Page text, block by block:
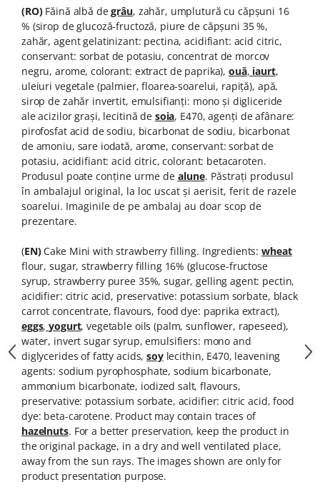
Boromele
Cornulete fragede
Pasca
Pasca Fresh
Cereale
Paine
Paine ambalata
Chifle
Colaci festivi
Snack-uri sărate
Covrigi cu ulei de masline
Covrigi de Buzau
Grisine
Crochete
Produse de gătit
Faina
Arpacas si pesmet
Malai
Produse congelate
Panificatie congelata
Patiserie congelata
Pizza congelata
Baton Cookie congelat
Cheesecake congelat
(RO) Făină albă degrâu, zahăr, umplutură cu căpșuni 16
% (sirop de glucoză-fructoză, piure de căpșuni 35 %,
zahăr, agent gelatinizant: pectina, acidifiant: acid citric,
conservant: sorbat de potasiu, concentrat de morcov
negru, arome, colorant: extract de paprika),ouă, iaurt,
uleiuri vegetale (palmier, floarea-soarelui, rapiță), apă,
sirop de zahăr invertit, emulsifianți: mono și digliceride
ale acizilor grași, lecitină de soia, E470, agenți de afânare:
pirofosfat acid de sodiu, bicarbonat de sodiu, bicarbonat
de amoniu, sare iodată, arome, conservant: sorbat de
potasiu, acidifiant: acid citric, colorant: betacaroten.
Produsul poate conține urme de alune. Păstraţi produsul
în ambalajul original, la loc uscat şi aerisit, ferit de razele
soarelui. Imaginile de pe ambalaj au doar scop de
prezentare.
(EN) Cake Mini with strawberry filling. Ingredients:wheat
flour, sugar, strawberry filling 16% (glucose-fructose
syrup, strawberry puree 35%, sugar, gelling agent: pectin,
acidifier: citric acid, preservative: potassium sorbate, black
carrot concentrate, flavours, food dye: paprika extract),
eggs,yogurt, vegetable oils (palm, sunflower, rapeseed),
water, invert sugar syrup, emulsifiers: mono and
diglycerides of fatty acids,soy lecithin, E470, leavening
agents: sodium pyrophosphate, sodium bicarbonate,
ammonium bicarbonate, iodized salt, flavours,
preservative: potassium sorbate, acidifier: citric acid, food
dye: beta-carotene. Product may contain traces of
hazelnuts. For a better preservation, keep the product in
the original package, in a dry and well ventilated place,
away from the sun rays. The images shown are only for
product presentation purpose.